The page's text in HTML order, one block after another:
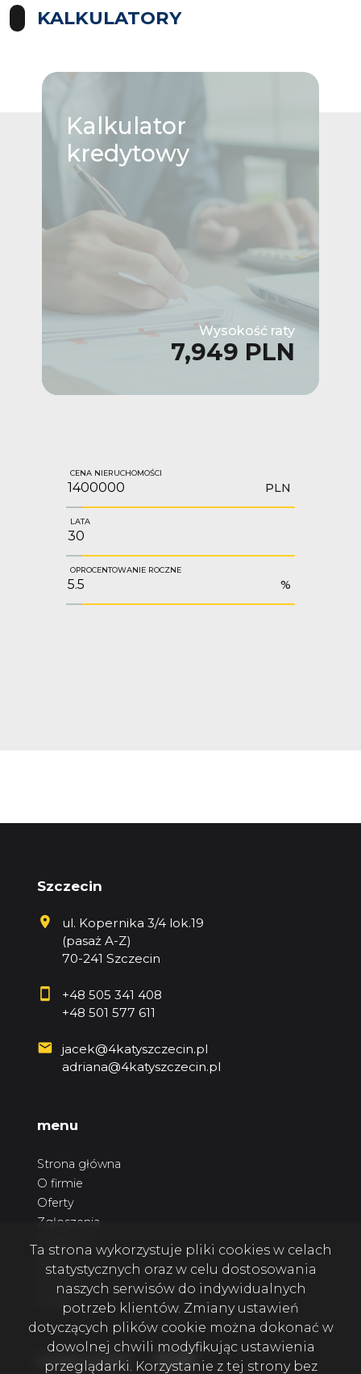
KALKULATORY
Kalkulator
kredytowy
Wysokość raty
7,949 PLN
CENA NIERUCHOMOŚCI
PLN
LATA
OPROCENTOWANIE ROCZNE
%
Szczecin
ul. Kopernika 3/4 lok.19
(pasaż A-Z)
70-241 Szczecin
+48 505 341 408
+48 501 577 611
jacek@4katyszczecin.pl
adriana@4katyszczecin.pl
menu
Strona główna
O firmie
Oferty
Zgłoszenia
Kontakt
social media Facebook
Facebook
Facebook
Ta strona wykorzystuje pliki cookies w celach
statystycznych oraz w celu dostosowania
naszych serwisów do indywidualnych
potrzeb klientów. Zmiany ustawień
dotyczących plików cookie można dokonać w
dowolnej chwili modyfikując ustawienia
przeglądarki. Korzystanie z tej strony bez